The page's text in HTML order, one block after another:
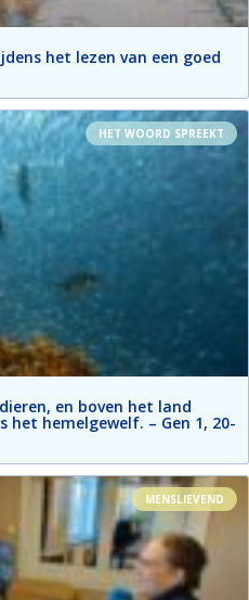
het lezen van een goed
HET WOORD SPREEKT
en boven het land
het hemelgewelf. – Gen 1, 20-
MENSLIEVEND